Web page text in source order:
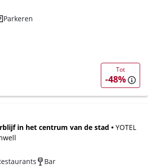
Parkeren
Tot
-48%
in het centrum van de stad • YOTEL
Bar